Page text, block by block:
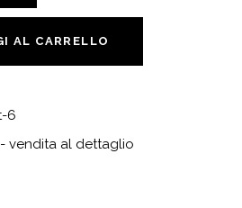
AL CARRELLO
6
vendita al dettaglio